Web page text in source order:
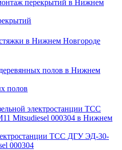
полов
ТСС ДГУ ЭД-30-
000304